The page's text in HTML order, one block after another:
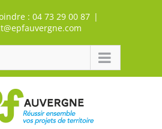
: 04 73 29 00 87 |